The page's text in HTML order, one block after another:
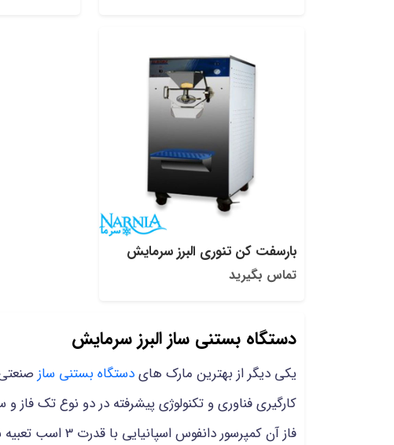
بارسفت کن تنوری البرز سرمایش
تماس بگیرید
دستگاه بستنی ساز البرز سرمایش
یکی دیگر از بهترین مارک هایدستگاه بستنی ساز
فاز آن کمپرسور دانفوس اسپانیایی با قدرت 3 اسب تعبیه شده است.